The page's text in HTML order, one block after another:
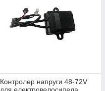
Контролер напруги 48-72V